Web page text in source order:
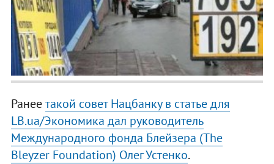
Ранеетакой совет Нацбанку в статье для
LB.ua/Экономика дал руководитель
Международного фонда Блейзера (The
Bleyzer Foundation) Олег Устенко.